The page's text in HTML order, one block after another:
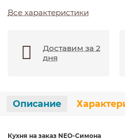
Все характеристики
Доставим за 2
дня
Описание
Кухня на заказ NEO-Симона